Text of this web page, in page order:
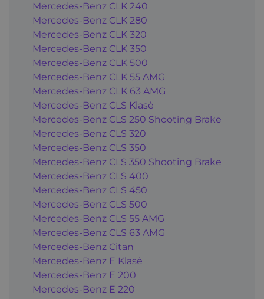
Mercedes-Benz CLK 240
Mercedes-Benz CLK 280
Mercedes-Benz CLK 320
Mercedes-Benz CLK 350
Mercedes-Benz CLK 500
Mercedes-Benz CLK 55 AMG
Mercedes-Benz CLK 63 AMG
Mercedes-Benz CLS Klasė
Mercedes-Benz CLS 250 Shooting Brake
Mercedes-Benz CLS 320
Mercedes-Benz CLS 350
Mercedes-Benz CLS 350 Shooting Brake
Mercedes-Benz CLS 400
Mercedes-Benz CLS 450
Mercedes-Benz CLS 500
Mercedes-Benz CLS 55 AMG
Mercedes-Benz CLS 63 AMG
Mercedes-Benz Citan
Mercedes-Benz E Klasė
Mercedes-Benz E 200
Mercedes-Benz E 220